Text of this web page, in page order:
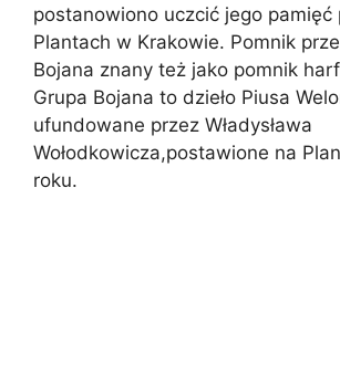
postanowiono uczcić jego pamięć
Plantach w Krakowie. Pomnik
Bojana znany też jako pomnik
Grupa Bojana to dzieło Piusa
ufundowane przez Władysława
Wołodkowicza,postawione na
roku.